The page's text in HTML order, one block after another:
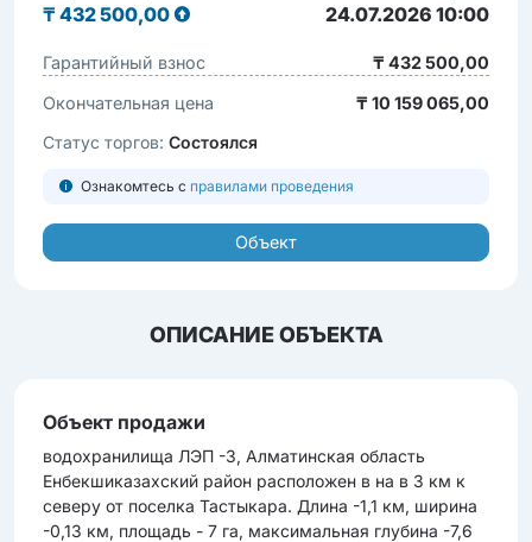
₸ 432 500,00 24.07.2026 10:00
Гарантийный взнос
₸ 432 500,00
Окончательная цена
₸ 10 159 065,00
Статус торгов: Состоялся
Ознакомтесь с правилами проведения
Объект
ОПИСАНИЕ ОБЪЕКТА
Объект продажи
водохранилища ЛЭП -3, Алматинская область
Енбекшиказахский район расположен в на в 3 км к
северу от поселка Тастыкара. Длина -1,1 км, ширина
-0,13 км, площадь - 7 га, максимальная глубина -7,6